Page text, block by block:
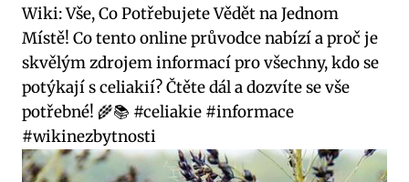
Wiki: Vše, Co Potřebujete Vědět na Jednom
Místě! Co tento online průvodce nabízí a proč je
skvělým zdrojem informací pro všechny, kdo se
potýkají s celiakií? Čtěte dál a dozvíte se vše
potřebné! 🌾📚 #celiakie #informace
#wikinezbytnosti